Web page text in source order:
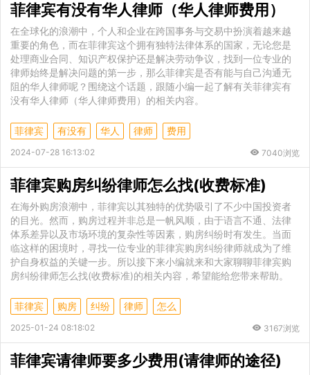
菲律宾有没有华人律师（华人律师费用）
在全球化的浪潮中，个人和企业在跨国事务与交易中扮演着越来越
重要的角色，而在菲律宾这个拥有独特法律体系的国家，无论您是
处理商业合同、知识产权保护还是解决劳动争议，找到一位专业的
律师始终是解决问题的第一步，那么菲律宾是否有能与自己沟通无
阻的华人律师呢？围绕这个话题，跟随小编一起了解有关菲律宾有
没有华人律师（华人律师费用）的相关内容。
菲律宾 有没有 华人 律师 费用
2024-07-28 16:13:02 7040浏览
菲律宾购房纠纷律师怎么找(收费标准)
在海外购房浪潮中，菲律宾以其独特的优势吸引了不少中国投资者
的目光。然而，购房过程并非总是一帆风顺，由于语言不通、法律
体系差异以及市场环境的复杂性等因素，购房纠纷时有发生。当面
临这样的困境时，寻找一位专业的菲律宾购房纠纷律师就成为了维
护自身权益的关键一步。所以接下来小编就来和大家聊聊菲律宾购
房纠纷律师怎么找(收费标准)的相关内容，希望能给您带来帮助。
菲律宾 购房 纠纷 律师 怎么
2025-01-24 08:18:02 3167浏览
菲律宾请律师要多少费用(请律师的途径)